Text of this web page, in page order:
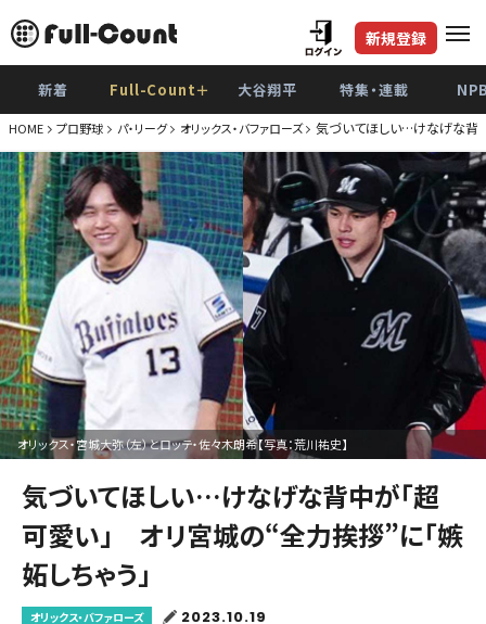
新規登録
新着 Full-Count＋ 大谷翔平 特集・連載
HOME プロ野球 パ・リーグ オリックス・バファローズ 気づいてほしい…けなげな背
オリックス・宮城大弥（左）とロッテ・佐々木朗希【写真：荒川祐史】
気づいてほしい…けなげな背中が「超
可愛い」 オリ宮城の“全力挨拶”に「嫉
妬しちゃう」
オリックス・バファローズ 2023.10.19